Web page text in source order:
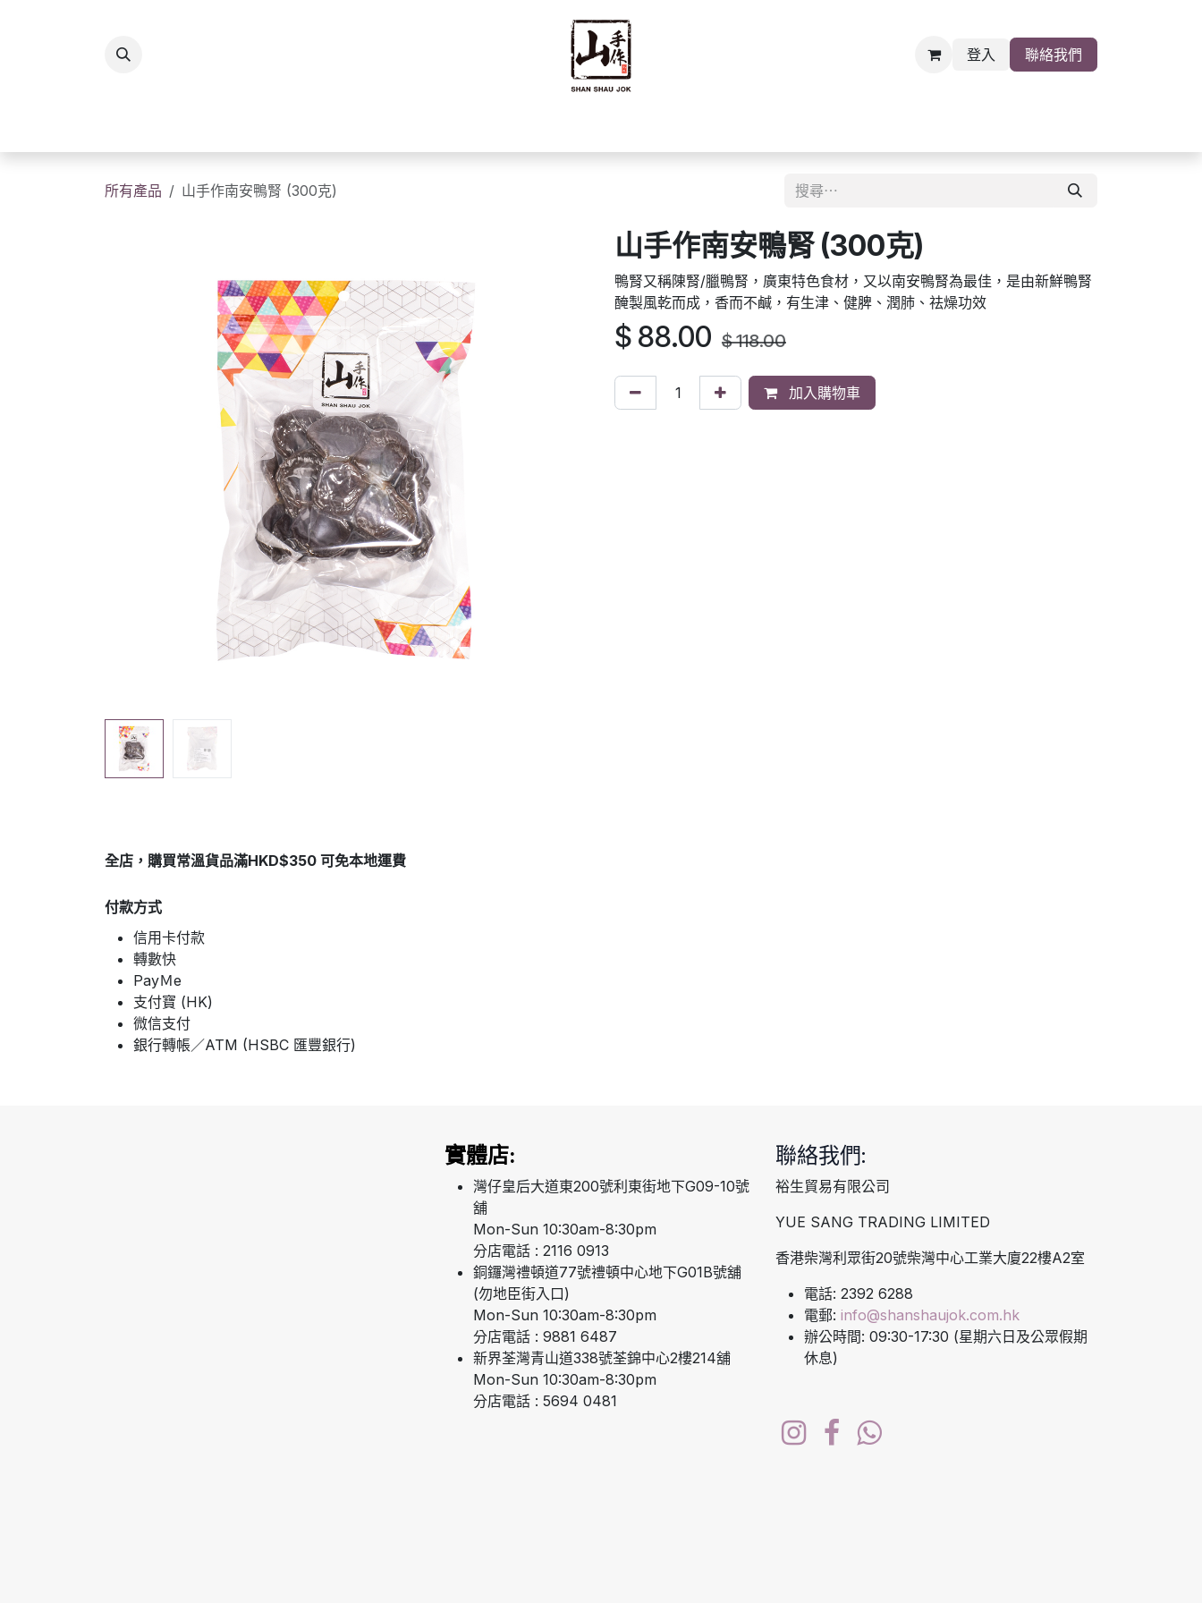
登入 聯絡我們
所有產品 山手作南安鴨腎 (300克)
山手作南安鴨腎 (300克)
鴨腎又稱陳腎/臘鴨腎，廣東特色食材，又以南安鴨腎為最佳，是由新鮮鴨腎
醃製風乾而成，香而不鹹，有生津、健脾、潤肺、祛燥功效
$ 88.00 $118.00
加入購物車
全店，購買常溫貨品滿HKD$350 可免本地運費
付款方式
信用卡付款
轉數快
PayＭe
支付寶 (HK)
微信支付
銀行轉帳／ATM (HSBC 匯豐銀行)
聯絡我們:
裕生貿易有限公司
YUE SANG TRADING LIMITED
香港柴灣利眾街20號柴灣中心工業大廈22樓A2室
電話: 2392 6288
電郵: info@shanshaujok.com.hk
辦公時間: 09:30-17:30 (星期六日及公眾假期
休息)
實體店:
灣仔皇后大道東200號利東街地下G09-10號
舖
Mon-Sun 10:30am-8:30pm
分店電話 : 2116 0913
銅鑼灣禮頓道77號禮頓中心地下G01B號舖
(勿地臣街入口)
Mon-Sun 10:30am-8:30pm
分店電話 : 9881 6487
新界荃灣青山道338號荃錦中心2樓214舖
Mon-Sun 10:30am-8:30pm
分店電話 : 5694 0481